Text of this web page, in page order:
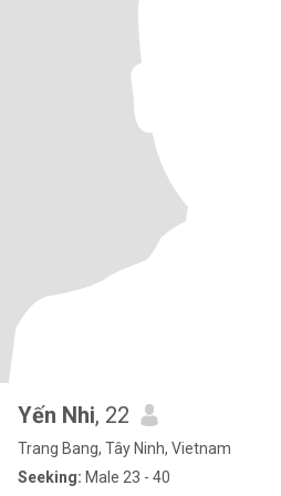
Yến Nhi, 22
Trang Bang, Tây Ninh, Vietnam
Seeking: Male 23 - 40